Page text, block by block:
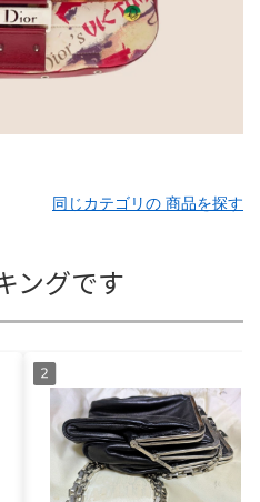
同じカテゴリの 商品を探す
ングです